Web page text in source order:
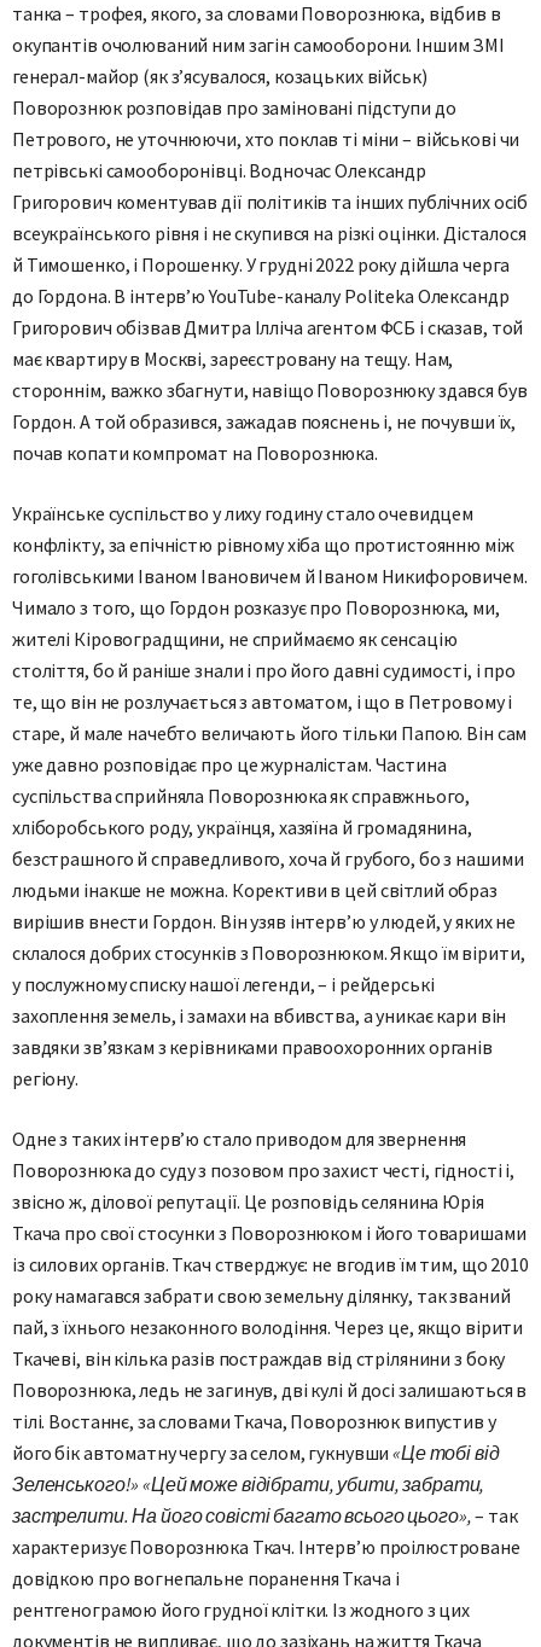
танка – трофея, якого, за словами Поворознюка, відбив в
окупантів очолюваний ним загін самооборони. Іншим ЗМІ
генерал-майор (як з’ясувалося, козацьких військ)
Поворознюк розповідав про заміновані підступи до
Петрового, не уточнюючи, хто поклав ті міни – військові чи
петрівські самооборонівці. Водночас Олександр
Григорович коментував дії політиків та інших публічних осіб
всеукраїнського рівня і не скупився на різкі оцінки. Дісталося
й Тимошенко, і Порошенку. У грудні 2022 року дійшла черга
до Гордона. В інтерв’ю YouTube-каналу Politeka Олександр
Григорович обізвав Дмитра Ілліча агентом ФСБ і сказав, той
має квартиру в Москві, зареєстровану на тещу. Нам,
стороннім, важко збагнути, навіщо Поворознюку здався був
Гордон. А той образився, зажадав пояснень і, не почувши їх,
почав копати компромат на Поворознюка.
Українське суспільство у лиху годину стало очевидцем
конфлікту, за епічністю рівному хіба що протистоянню між
гоголівськими Іваном Івановичем й Іваном Никифоровичем.
Чимало з того, що Гордон розказує про Поворознюка, ми,
жителі Кіровоградщини, не сприймаємо як сенсацію
століття, бо й раніше знали і про його давні судимості, і про
те, що він не розлучається з автоматом, і що в Петровому і
старе, й мале начебто величають його тільки Папою. Він сам
уже давно розповідає про це журналістам. Частина
суспільства сприйняла Поворознюка як справжнього,
хліборобського роду, українця, хазяїна й громадянина,
безстрашного й справедливого, хоча й грубого, бо з нашими
людьми інакше не можна. Корективи в цей світлий образ
вирішив внести Гордон. Він узяв інтерв’ю у людей, у яких не
склалося добрих стосунків з Поворознюком. Якщо їм вірити,
у послужному списку нашої легенди, – і рейдерські
захоплення земель, і замахи на вбивства, а уникає кари він
завдяки зв’язкам з керівниками правоохоронних органів
регіону.
Одне з таких інтерв’ю стало приводом для звернення
Поворознюка до суду з позовом про захист честі, гідності і,
звісно ж, ділової репутації. Це розповідь селянина Юрія
Ткача про свої стосунки з Поворознюком і його товаришами
із силових органів. Ткач стверджує: не вгодив їм тим, що 2010
року намагався забрати свою земельну ділянку, так званий
пай, з їхнього незаконного володіння. Через це, якщо вірити
Ткачеві, він кілька разів постраждав від стрілянини з боку
Поворознюка, ледь не загинув, дві кулі й досі залишаються в
тілі. Востаннє, за словами Ткача, Поворознюк випустив у
його бік автоматну чергу за селом, гукнувши«Це тобі від
Зеленського!» «Цей може відібрати, убити, забрати,
застрелити. На його совісті багато всього цього»,– так
характеризує Поворознюка Ткач. Інтерв’ю проілюстроване
довідкою про вогнепальне поранення Ткача і
рентгенограмою його грудної клітки. Із жодного з цих
документів не випливає, що до зазіхань на життя Ткача